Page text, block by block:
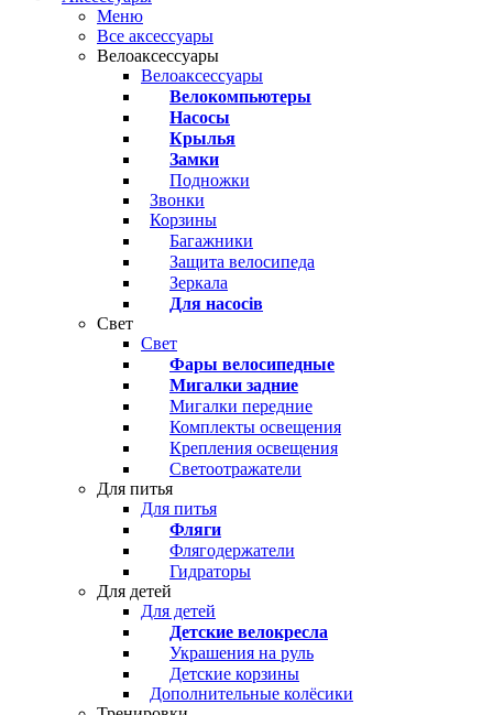
Меню
Все аксессуары
Велоаксессуары
Велоаксессуары
Велокомпьютеры
Насосы
Крылья
Замки
Подножки
Звонки
Корзины
Багажники
Защита велосипеда
Зеркала
Для насосів
Свет
Свет
Фары велосипедные
Мигалки задние
Мигалки передние
Комплекты освещения
Крепления освещения
Светоотражатели
Для питья
Для питья
Фляги
Флягодержатели
Гидраторы
Для детей
Для детей
Детские велокресла
Украшения на руль
Детские корзины
Дополнительные колёсики